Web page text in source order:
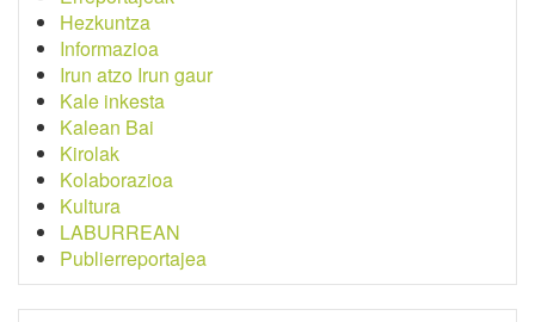
Hezkuntza
Informazioa
Irun atzo Irun gaur
Kale inkesta
Kalean Bai
Kirolak
Kolaborazioa
Kultura
LABURREAN
Publierreportajea